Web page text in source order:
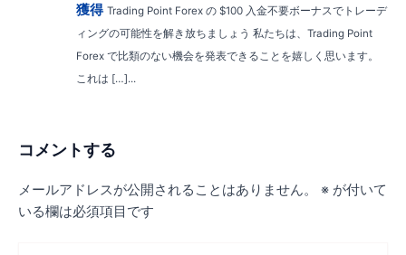
獲得 Trading Point Forex の $100 入金不要ボーナスでトレーデ
ィングの可能性を解き放ちましょう 私たちは、Trading Point
Forex で比類のない機会を発表できることを嬉しく思います。
これは […]...
コメントする
メールアドレスが公開されることはありません。 ※ が付いて
いる欄は必須項目です